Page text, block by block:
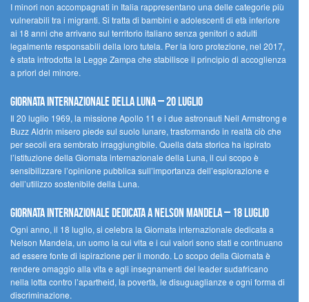
I minori non accompagnati in Italia rappresentano una delle categorie più
vulnerabili tra i migranti. Si tratta di bambini e adolescenti di età inferiore
ai 18 anni che arrivano sul territorio italiano senza genitori o adulti
legalmente responsabili della loro tutela. Per la loro protezione, nel 2017,
è stata introdotta la Legge Zampa che stabilisce il principio di accoglienza
a priori del minore.
Giornata Internazionale della Luna – 20 luglio
Il 20 luglio 1969, la missione Apollo 11 e i due astronauti Neil Armstrong e
Buzz Aldrin misero piede sul suolo lunare, trasformando in realtà ciò che
per secoli era sembrato irraggiungibile. Quella data storica ha ispirato
l’istituzione della Giornata internazionale della Luna, il cui scopo è
sensibilizzare l’opinione pubblica sull’importanza dell’esplorazione e
dell’utilizzo sostenibile della Luna.
Giornata internazionale dedicata a Nelson Mandela – 18 luglio
Ogni anno, il 18 luglio, si celebra la Giornata internazionale dedicata a
Nelson Mandela, un uomo la cui vita e i cui valori sono stati e continuano
ad essere fonte di ispirazione per il mondo. Lo scopo della Giornata è
rendere omaggio alla vita e agli insegnamenti del leader sudafricano
nella lotta contro l’apartheid, la povertà, le disuguaglianze e ogni forma di
discriminazione.